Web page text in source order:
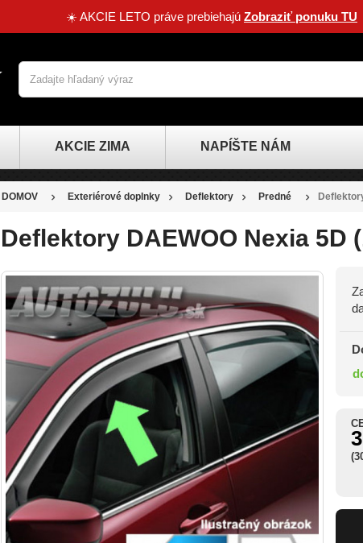
☀️ AKCIE LETO práve prebiehajú Zobraziť ponuku TU
AKCIE ZIMA NAPÍŠTE NÁM
DOMOV Exteriérové doplnky Deflektory Predné
Deflektory DAEWOO Nexia 5D